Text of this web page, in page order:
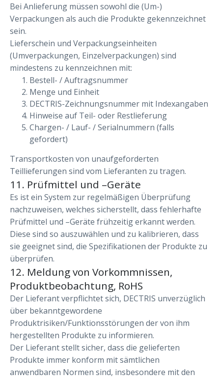
Bei Anlieferung müssen sowohl die (Um-)
Verpackungen als auch die Produkte gekennzeichnet
sein.
Lieferschein und Verpackungseinheiten
(Umverpackungen, Einzelverpackungen) sind
mindestens zu kennzeichnen mit:
Bestell- / Auftragsnummer
Menge und Einheit
DECTRIS-Zeichnungsnummer mit Indexangaben
Hinweise auf Teil- oder Restlieferung
Chargen- / Lauf- / Serialnummern (falls
gefordert)
Transportkosten von unaufgeforderten
Teillieferungen sind vom Lieferanten zu tragen.
11. Prüfmittel und –Geräte
Es ist ein System zur regelmäßigen Überprüfung
nachzuweisen, welches sicherstellt, dass fehlerhafte
Prüfmittel und –Geräte frühzeitig erkannt werden.
Diese sind so auszuwählen und zu kalibrieren, dass
sie geeignet sind, die Spezifikationen der Produkte zu
überprüfen.
12. Meldung von Vorkommnissen,
Produktbeobachtung, RoHS
Der Lieferant verpflichtet sich, DECTRIS unverzüglich
über bekanntgewordene
Produktrisiken/Funktionsstörungen der von ihm
hergestellten Produkte zu informieren.
Der Lieferant stellt sicher, dass die gelieferten
Produkte immer konform mit sämtlichen
anwendbaren Normen sind, insbesondere mit den